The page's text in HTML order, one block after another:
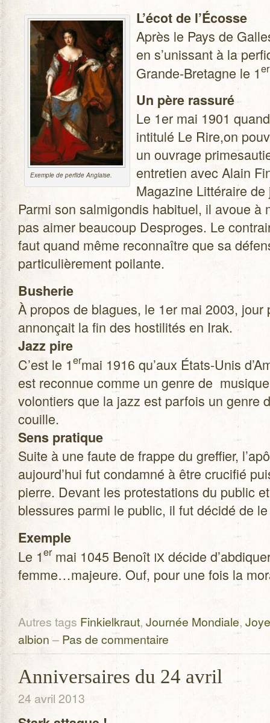
Exemple de per­fide Anglaise.
L’écot de l’Écosse
Après le Pays de
en s’unissant à la
Grande-Bretagne le 1er
Un père ras­suré
Le 1er mai 1901
inti­tulé Le Rire,on
un ouvrage
entre­tien avec Alain
Maga­zine Lit­té­raire
Parmi son sal­mi­gon­dis habi­tuel, il avoue à
pas aimer beau­coup Des­proges. Le
faut quand même recon­naître que sa
par­ti­cu­liè­re­ment poilante.
Bushe­rie
À pro­pos de blagues, le 1er mai 2003, jour
annon­çait la fin des hos­ti­li­tés en Irak.
Jazz pire
C’est le 1ermai 1916 qu’aux États-Unis
est recon­nue comme un genre de
volon­tiers que la jazz est par­fois un genre
couille.
Sens pra­tique
Suite à une faute de frappe du gref­fier,
aujourd’hui fut condamné à être cru­ci­fié
pierre. Devant les pro­tes­ta­tions du public
bles­sures parmi le public, il fut décidé de
Exemple
Le 1ermai 1045 Benoît IX décide
femme…majeure. Ouf, pour une fois la
Autres tags Finkielkraut, Journée Mondiale,
albion– Pas de commentaire
Anniversaires du 24 avril
24 avril 2013